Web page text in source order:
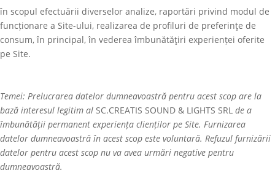
în scopul efectuării diverselor analize, raportări privind modul de
funcționare a Site-ului, realizarea de profiluri de preferinţe de
consum, în principal, în vederea îmbunătăţiri experienței oferite
pe Site.
Temei: Prelucrarea datelor dumneavoastră pentru acest scop are la
bază interesul legitim al SC.CREATIS SOUND & LIGHTS SRL de a
îmbunătății permanent experiența clienților pe Site. Furnizarea
datelor dumneavoastră în acest scop este voluntară. Refuzul furnizării
datelor pentru acest scop nu va avea urmări negative pentru
dumneavoastră.